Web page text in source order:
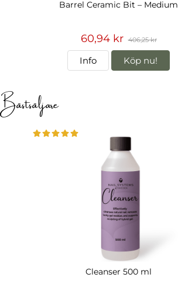
Barrel Ceramic Bit – Medium
60,94 kr 406,25 kr
Info Köp nu!
Bästsäljare
Cleanser 500 ml